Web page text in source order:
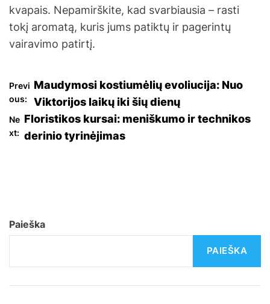
kvapais. Nepamirškite, kad svarbiausia – rasti
tokį aromatą, kuris jums patiktų ir pagerintų
vairavimo patirtį.
N
a
v
a
i
Previ
ous:
Maudymosi kostiumėlių evoliucija: Nuo
Viktorijos laikų iki šių dienų
Ne
xt:
Floristikos kursai: meniškumo ir technikos
derinio tyrinėjimas
Paieška
PAIEŠKA